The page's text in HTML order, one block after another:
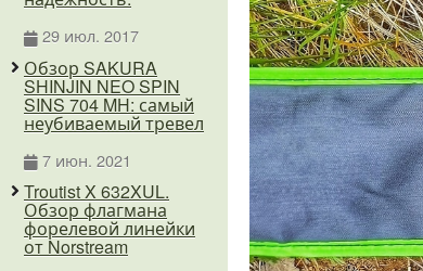
29 июл. 2017
Обзор SAKURA
SHINJIN NEO SPIN
SINS 704 MH: самый
неубиваемый тревел
7 июн. 2021
Troutist X 632XUL.
Обзор флагмана
форелевой линейки
от Norstream